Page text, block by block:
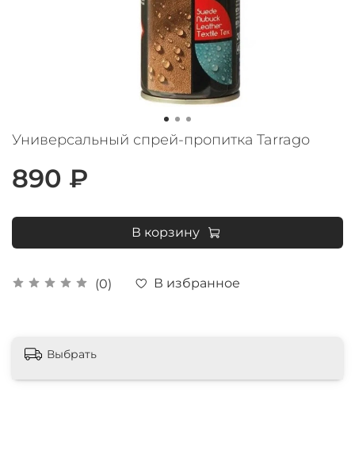
Универсальный спрей-пропитка Tarrago
(0) В избранное
890 ₽
В корзину
Выбрать